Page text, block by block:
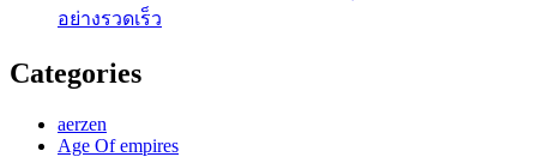
อย่างรวดเร็ว
Categories
aerzen
Age Of empires